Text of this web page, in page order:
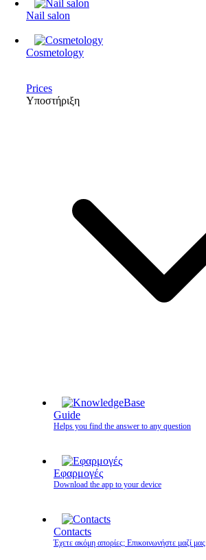
Nail salon
Cosmetology
Prices
Υποστήριξη
Guide
Helps you find the answer to any question
Εφαρμογές
Download the app to your device
Contacts
Έχετε ακόμη απορίες; Επικοινωνήστε μαζί μας